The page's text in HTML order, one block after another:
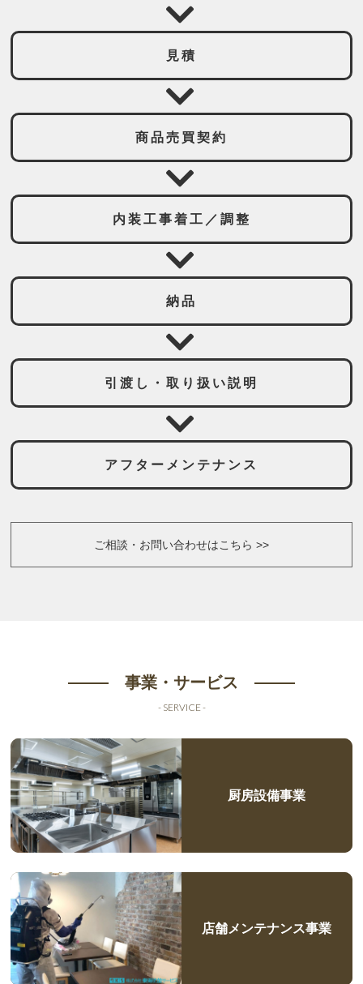
見積
商品売買契約
内装工事着工／調整
納品
引渡し・取り扱い説明
アフターメンテナンス
ご相談・お問い合わせはこちら >>
事業・サービス
- SERVICE -
厨房設備事業
店舗メンテナンス事業